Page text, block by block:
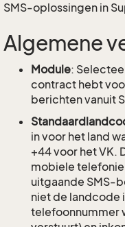
SMS-oplossingen in
Algemene
Module:
contract hebt
berichten vanuit
in voor het land
+44 voor het VK.
mobiele
uitgaande SMS-
niet de landcode
telefoonnummer